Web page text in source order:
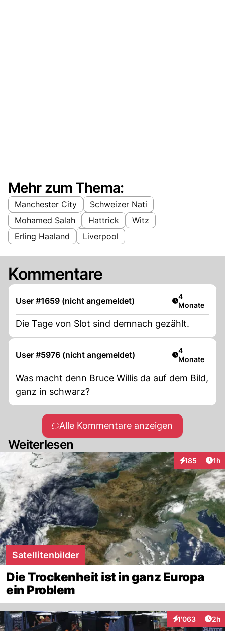
Mehr zum Thema:
Manchester City
Schweizer Nati
Mohamed Salah
Hattrick
Witz
Erling Haaland
Liverpool
Kommentare
User #1659 (nicht angemeldet) Artikel
4
Monate
Die Tage von Slot sind demnach gezählt.
User #5976 (nicht angemeldet) Artikel
4
Monate
Was macht denn Bruce Willis da auf dem Bild,
ganz in schwarz?
Alle Kommentare anzeigen
Weiterlesen
185
Interaktionen
1h
Satellitenbilder
Die Trockenheit ist in ganz Europa
ein Problem
1'063
Interaktionen2h